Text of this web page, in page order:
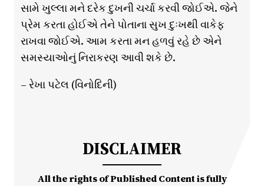
સામે ખુલ્લા મને દરેક દુખની ચર્ચા કરવી જોઈએ. જેને
પ્રેમ કરતા હોઈએ તેને પોતાના સુખ દુઃખથી વાકેફ
રાખવા જોઈએ. આમ કરતા મન હળવું રહે છે એને
સમસ્યાઓનું નિરાકરણ આવી શકે છે.
– રેખા પટેલ (વિનોદિની)
DISCLAIMER
All the rights of Published Content is fully